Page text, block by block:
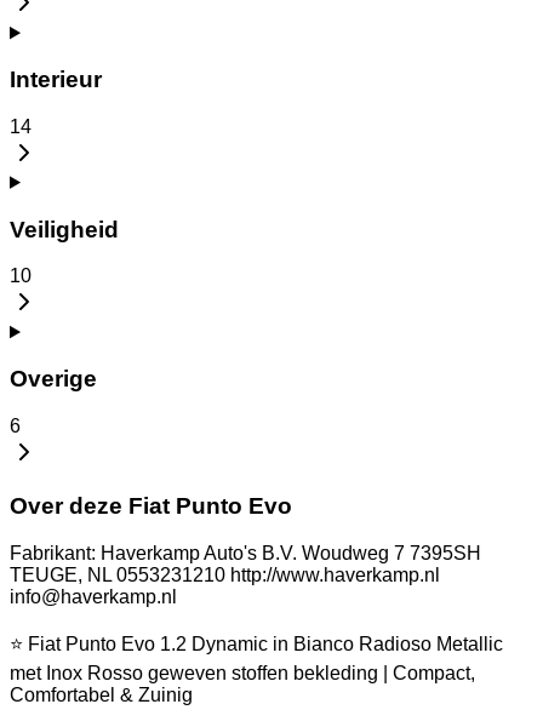
Interieur
14
Veiligheid
10
Overige
6
Over deze Fiat Punto Evo
Fabrikant: Haverkamp Auto's B.V. Woudweg 7 7395SH
TEUGE, NL 0553231210 http://www.haverkamp.nl
info@haverkamp.nl
⭐ Fiat Punto Evo 1.2 Dynamic in Bianco Radioso Metallic
met Inox Rosso geweven stoffen bekleding | Compact,
Comfortabel & Zuinig